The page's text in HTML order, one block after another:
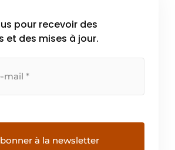
pour recevoir des
et des mises à jour.